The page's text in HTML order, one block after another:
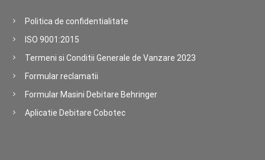
Politica de confidentialitate
ISO 9001:2015
Termeni si Conditii Generale de Vanzare 2023
Formular reclamatii
Formular Masini Debitare Behringer
Aplicatie Debitare Cobotec